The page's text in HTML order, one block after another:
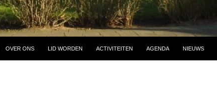
OVER ONS LID WORDEN ACTIVITEITEN AGENDA NIEUWS